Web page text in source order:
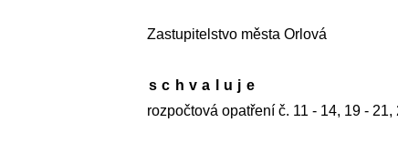
Zastupitelstvo města Orlová
schvaluje
rozpočtová opatření č. 11 - 14, 19 -